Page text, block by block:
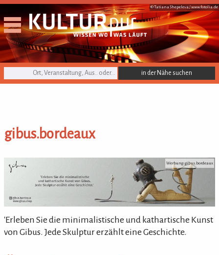
© Tatiana Shepeleva /www.fotolia.de
KULTURpur Suche
gibus.bordeaux
gibus.bordeaux Werbung: gibus.bordeaux
'Erleben Sie die minimalistische und kathartische Kunst
von Gibus. Jede Skulptur erzählt eine Geschichte.